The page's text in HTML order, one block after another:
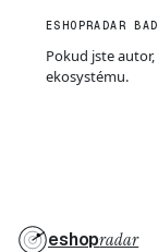
ESHOPRADAR
Pokud jste
ekosystému.
eshopradar